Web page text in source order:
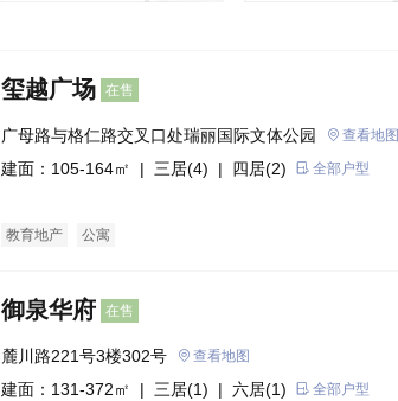
玺越广场 在售
广母路与格仁路交叉口处瑞丽国际文体公园 查看地图
建面：105-164㎡ | 三居(4) | 四居(2) 全部户型
教育地产 公寓
御泉华府 在售
麓川路221号3楼302号 查看地图
建面：131-372㎡ | 三居(1) | 六居(1) 全部户型